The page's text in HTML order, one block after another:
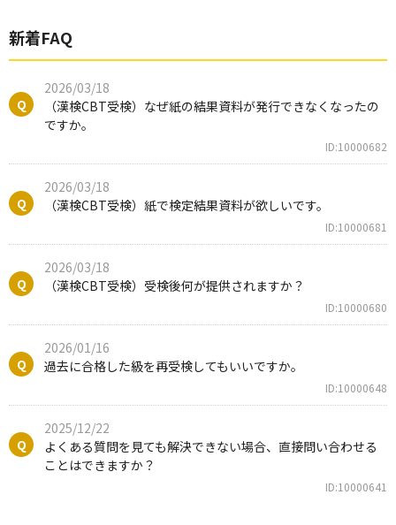
新着FAQ
2026/03/18
（漢検CBT受検）なぜ紙の結果資料が発行できなくなったの
ですか。
ID:10000682
2026/03/18
（漢検CBT受検）紙で検定結果資料が欲しいです。
ID:10000681
2026/03/18
（漢検CBT受検）受検後何が提供されますか？
ID:10000680
2026/01/16
過去に合格した級を再受検してもいいですか。
ID:10000648
2025/12/22
よくある質問を見ても解決できない場合、直接問い合わせる
ことはできますか？
ID:10000641